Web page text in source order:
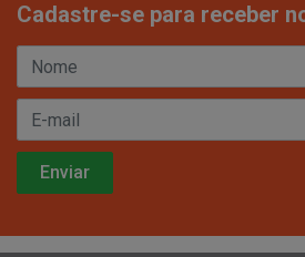
Cadastre-se para receber